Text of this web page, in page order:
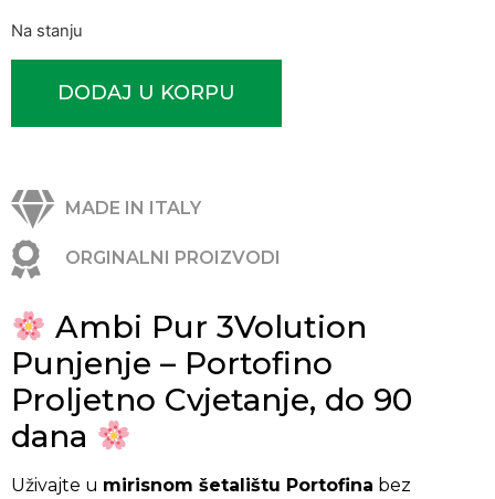
Na stanju
DODAJ U KORPU
MADE IN ITALY
ORGINALNI PROIZVODI
Ambi Pur 3Volution
Punjenje – Portofino
Proljetno Cvjetanje, do 90
dana
Uživajte u mirisnom šetalištu Portofina bez